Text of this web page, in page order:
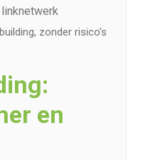
linknetwerk
zonder risico’s
en